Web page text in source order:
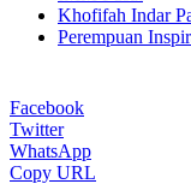
Khofifah Indar
Perempuan
Facebook
Twitter
WhatsApp
Copy URL